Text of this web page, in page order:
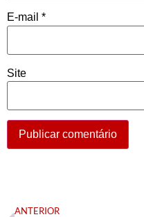
E-mail *
Site
ANTERIOR